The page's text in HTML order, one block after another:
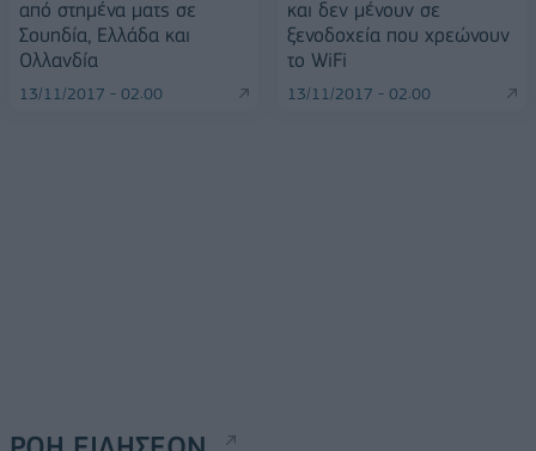
από στημένα ματς σε
Σουηδία, Ελλάδα και
Ολλανδία
13/11/2017 - 02:00
και δεν μένουν σε
ξενοδοχεία που χρεώνουν
το WiFi
13/11/2017 - 02:00